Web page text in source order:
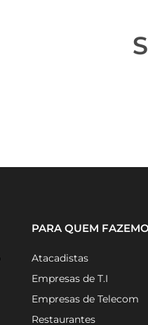
PARA QUEM
Atacadistas
Empresas de T.I
Empresas de Telecom
Restaurantes